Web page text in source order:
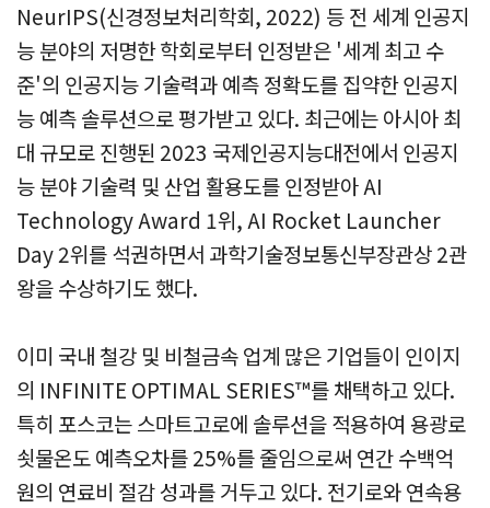
NeurIPS(신경정보처리학회, 2022) 등 전 세계 인공지
능 분야의 저명한 학회로부터 인정받은 '세계 최고 수
준'의 인공지능 기술력과 예측 정확도를 집약한 인공지
능 예측 솔루션으로 평가받고 있다. 최근에는 아시아 최
대 규모로 진행된 2023 국제인공지능대전에서 인공지
능 분야 기술력 및 산업 활용도를 인정받아 AI
Technology Award 1위, AI Rocket Launcher
Day 2위를 석권하면서 과학기술정보통신부장관상 2관
왕을 수상하기도 했다.
이미 국내 철강 및 비철금속 업계 많은 기업들이 인이지
의 INFINITE OPTIMAL SERIES™를 채택하고 있다.
특히 포스코는 스마트고로에 솔루션을 적용하여 용광로
쇳물온도 예측오차를 25%를 줄임으로써 연간 수백억
원의 연료비 절감 성과를 거두고 있다. 전기로와 연속용